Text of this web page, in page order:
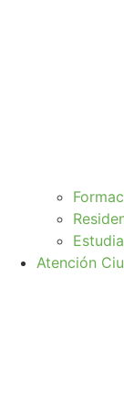
Atención